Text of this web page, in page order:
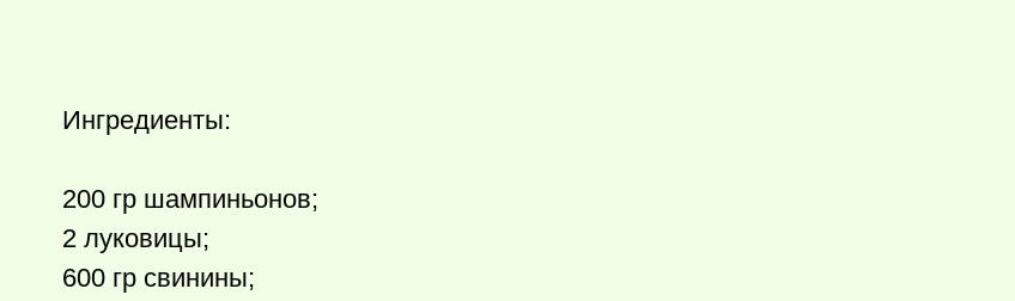
Ингредиенты:
200 гр шампиньонов;
2 луковицы;
600 гр свинины;